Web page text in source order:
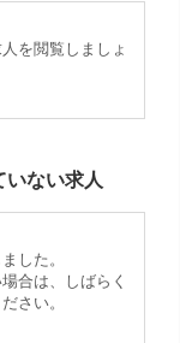
を閲覧しましょ
いない求人
した。
合は、しばらく
さい。